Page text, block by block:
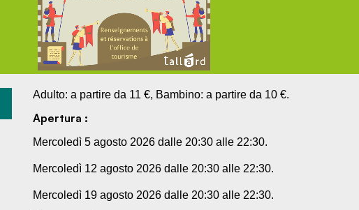
Adulto: a partire da 11 €, Bambino: a partire da 10 €.
Apertura :
Mercoledì 5 agosto 2026 dalle 20:30 alle 22:30.
Mercoledì 12 agosto 2026 dalle 20:30 alle 22:30.
Mercoledì 19 agosto 2026 dalle 20:30 alle 22:30.